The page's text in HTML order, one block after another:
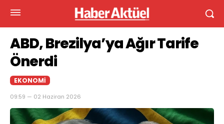
ABD, Brezilya’ya Ağır Tarife
Önerdi
EKONOMI
09:59 — 02 Haziran 2026